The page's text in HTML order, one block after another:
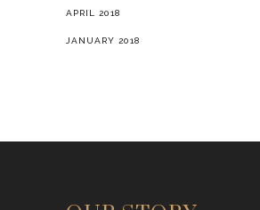
APRIL 2018
JANUARY 2018